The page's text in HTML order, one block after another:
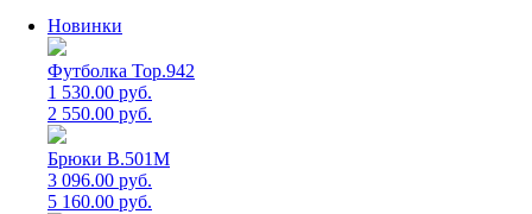
Новинки
Футболка Top.942
1 530.00 руб.
2 550.00 руб.
Брюки B.501M
3 096.00 руб.
5 160.00 руб.